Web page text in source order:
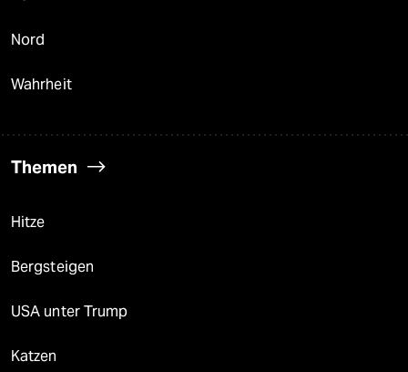
Nord
Wahrheit
Themen
Hitze
Bergsteigen
USA unter Trump
Katzen